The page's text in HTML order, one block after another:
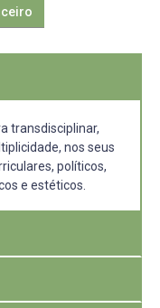
transdisciplinar,
nos seus
políticos,
e estéticos.
ser desenvolvido
espaço, tempo e